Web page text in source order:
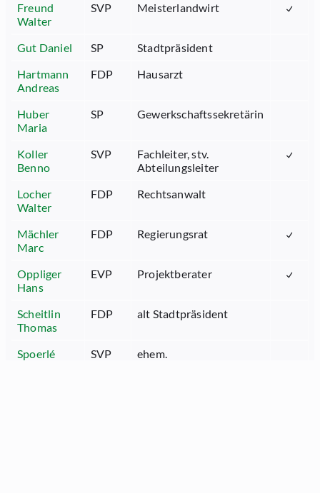
Freund
Walter
SVP Meisterlandwirt
Gut Daniel SP
Stadtpräsident
Hartmann
Andreas
FDP Hausarzt
Huber
Maria
SP Gewerkschaftssekretärin
Koller
Benno
SVP
Fachleiter, stv.
Abteilungsleiter
Locher
Walter
FDP Rechtsanwalt
Mächler
Marc
FDP Regierungsrat
Oppliger
Hans
EVP Projektberater
Scheitlin
Thomas
FDP alt Stadtpräsident
Spoerlé
SVP
ehem.